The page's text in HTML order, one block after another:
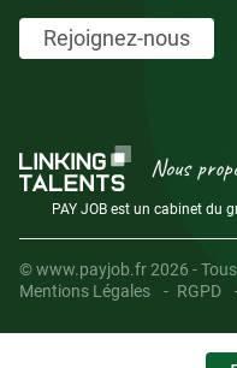
Rejoignez-nous
Nous
PAY JOB est un cabinet du
© www.payjob.fr 2026 -
Mentions Légales
RGPD